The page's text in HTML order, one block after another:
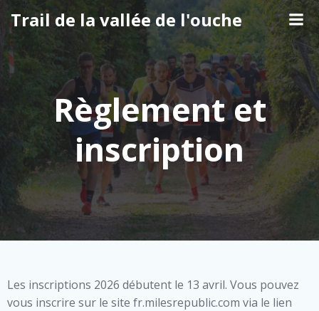
au
contenu
Trail de la vallée de l'ouche
Règlement et
inscription
Les inscriptions 2026 débutent le 13 avril. Vous pouvez
vous inscrire sur le site fr.milesrepublic.com via le lien